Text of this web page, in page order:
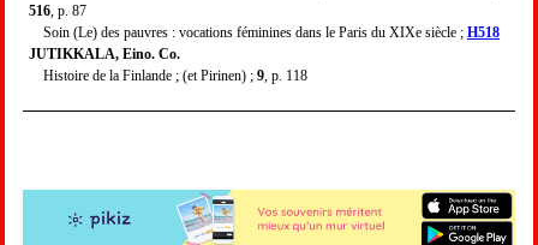
516 , p. 87
Soin (Le) des pauvres : vocations féminines dans le Paris du XIXe siècle ; H518
JUTIKKALA, Eino. Co.
Histoire de la Finlande ; (et Pirinen) ; 9 , p. 118